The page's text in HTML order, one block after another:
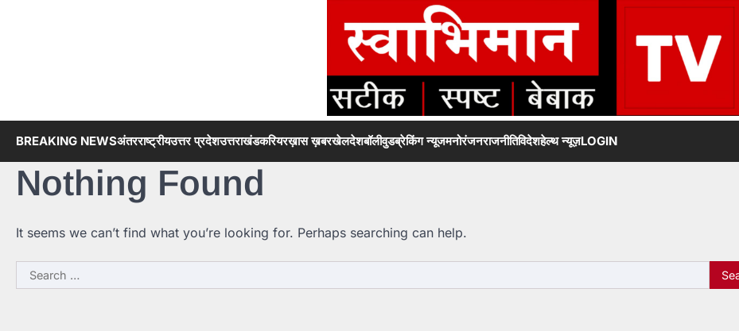
BREAKING NEWSअंतरराष्ट्रीयउत्तर प्रदेशउत्तराखंडकरियरख़ास ख़बरखेलदेशबॉलीवुडब्रेकिंग न्यूजमनोरंजनराजनीतिविदेशहेल्थ न्यूज़LOGIN
Nothing Found
It seems we can’t find what you’re looking for. Perhaps searching can help.
Search
for: